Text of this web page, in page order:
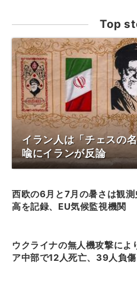
Top
イラン人は「チェスの
喩にイランが反論
西欧の6月と7月の暑さは観測
高を記録、EU気候監視機関
ウクライナの無人機攻撃によ
ア中部で12人死亡、39人負傷